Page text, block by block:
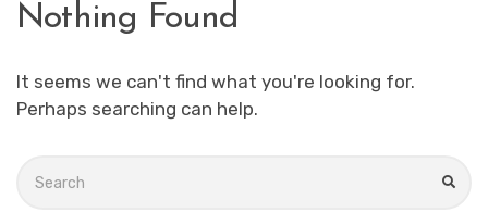
Nothing Found
It seems we can't find what you're looking for.
Perhaps searching can help.
for: